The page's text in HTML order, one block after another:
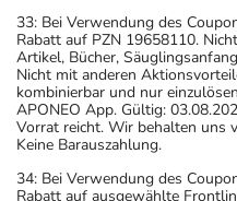
33: Bei Verwendung des
Rabatt auf PZN 19658110.
Artikel, Bücher,
Nicht mit anderen
kombinierbar und nur
APONEO App. Gültig:
Vorrat reicht. Wir behalten uns
Keine Barauszahlung.
34: Bei Verwendung des
Rabatt auf ausgewählte